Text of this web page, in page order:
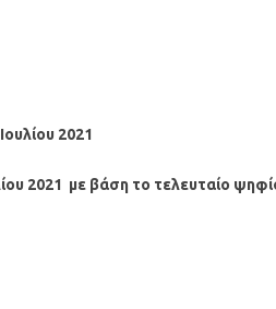
Ιουλίου 2021
2021 με βάση το τελευταίο